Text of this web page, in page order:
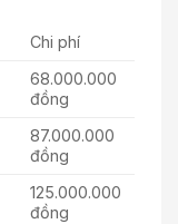
Chi phí
68.000.000
đồng
87.000.000
đồng
125.000.000
đồng